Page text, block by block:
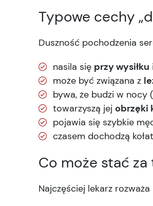
Typowe cechy
Duszność pochodzenia
nasila się przy wysiłku
może być związana z
bywa, że budzi w nocy
towarzyszą jej obrzęki
pojawia się szybkie
czasem dochodzą
Co może stać
Najczęściej lekarz rozważa